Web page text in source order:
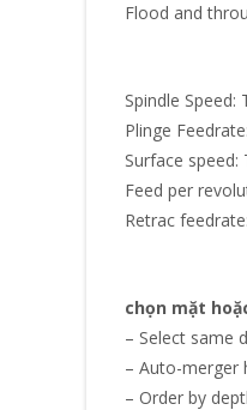
Flood and
Spindle Speed:
Plinge
Surface
Feed per
Retrac
chọn mặt
– Select same
– Auto-merger
– Order by